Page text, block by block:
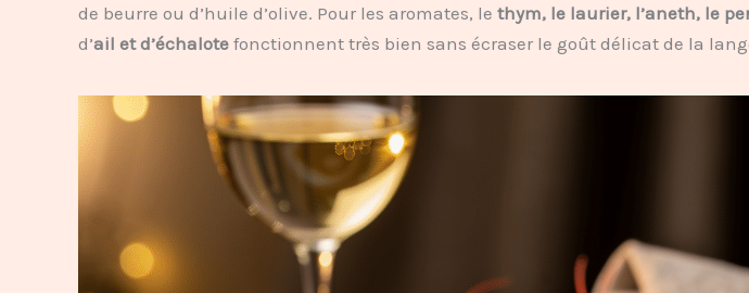
de beurre ou d’huile d’olive. Pour les aromates, le thym, le laurier, l’aneth, le
d’ail et d’échalote fonctionnent très bien sans écraser le goût délicat de la